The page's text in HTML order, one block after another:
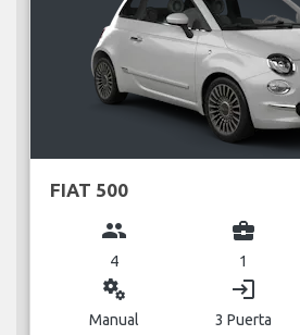
FIAT 500
group
4
business_center
1
miscellaneous_services
Manual
login
3 Puerta